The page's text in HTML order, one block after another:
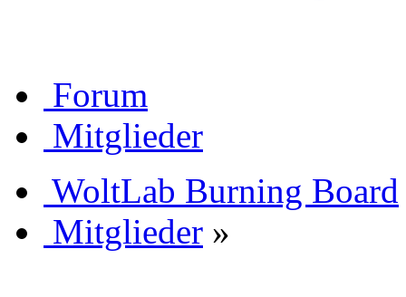
Forum
Mitglieder
WoltLab Burning Board
Mitglieder »